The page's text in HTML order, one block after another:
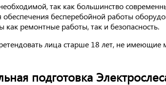
необходимой, так как большинство
бесперебойной работы
как ремонтные работы, так и безопасность.
лица старше 18 лет, не
подготовка